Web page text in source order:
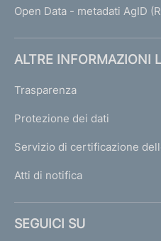
Open Data - metadati AgID
ALTRE INFORMAZIONI
Trasparenza
Protezione dei dati
Servizio di certificazione
Atti di notifica
SEGUICI SU